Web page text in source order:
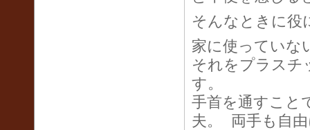
そんなときに役
家に使っていな
それをプラスチ
す。
手首を通すこと
夫。 両手も自